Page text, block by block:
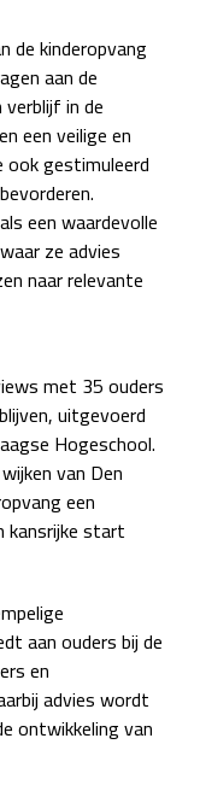
de kinderopvang
aan de
in de
een veilige en
gestimuleerd
een waardevolle
ze advies
naar relevante
met 35 ouders
uitgevoerd
Hogeschool.
van Den
een
kansrijke start
aan ouders bij de
en
advies wordt
ontwikkeling van